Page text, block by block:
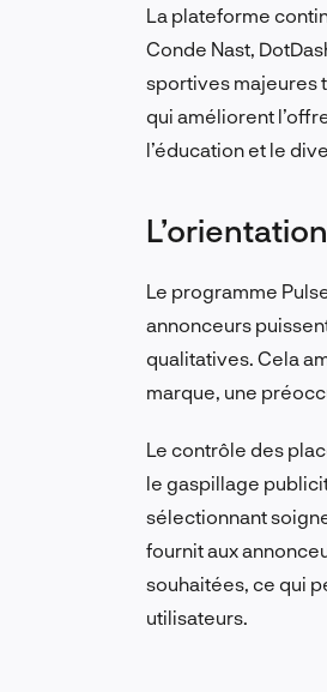
La plateforme
Conde Nast,
sportives majeures
qui améliorent
l’éducation et le
Le programme
annonceurs
qualitatives. Cela
marque, une
Le contrôle des
le gaspillage
sélectionnant
fournit aux
souhaitées, ce qui
utilisateurs.